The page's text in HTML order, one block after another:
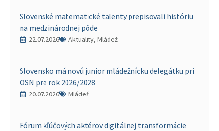
Slovenské matematické talenty prepisovali históriu
na medzinárodnej pôde
22.07.2026 Aktuality, Mládež
Slovensko má novú junior mládežnícku delegátku pri
OSN pre rok 2026/2028
20.07.2026 Mládež
Fórum kľúčových aktérov digitálnej transformácie